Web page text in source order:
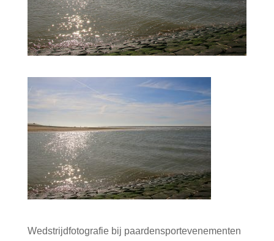
Wedstrijdfotografie bij paardensportevenementen